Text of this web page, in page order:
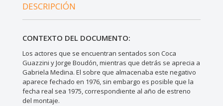
DESCRIPCIÓN
CONTEXTO DEL DOCUMENTO:
Los actores que se encuentran sentados son Coca
Guazzini y Jorge Boudón, mientras que detrás se aprecia a
Gabriela Medina. El sobre que almacenaba este negativo
aparece fechado en 1976, sin embargo es posible que la
fecha real sea 1975, correspondiente al año de estreno
del montaje.